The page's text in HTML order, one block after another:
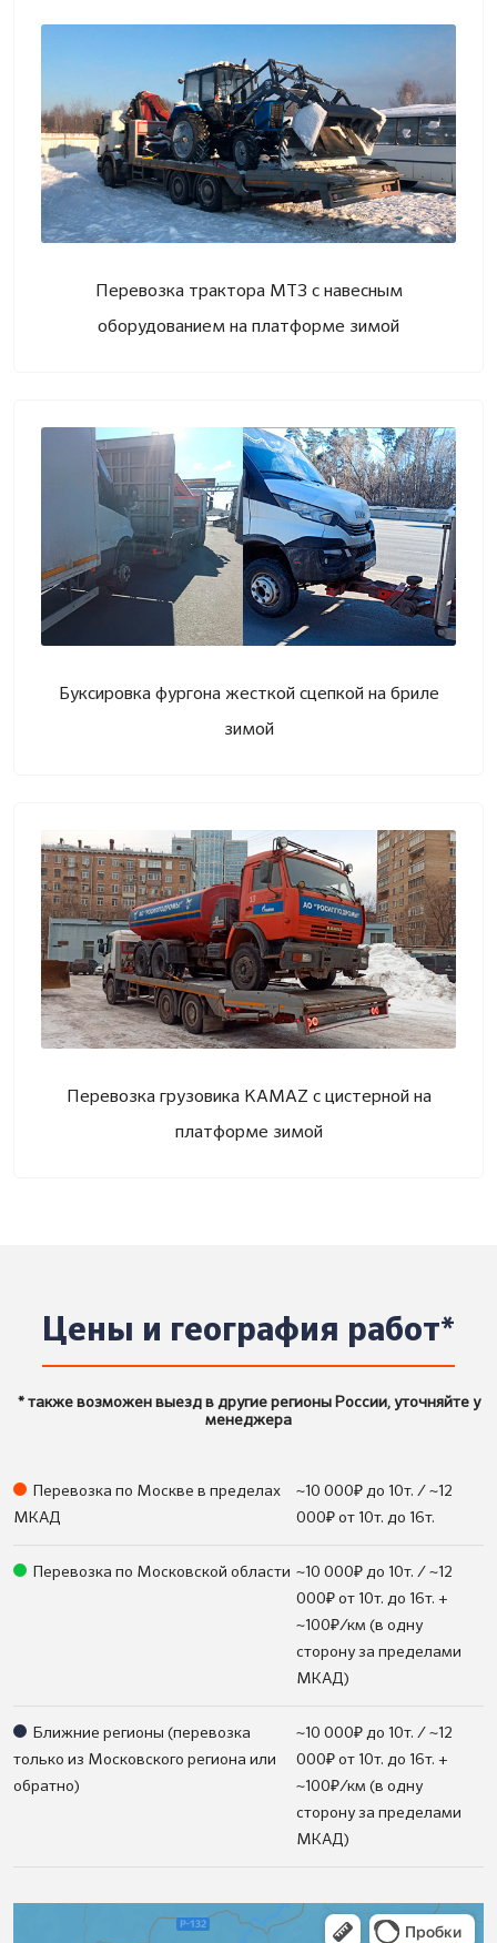
Перевозка трактора МТЗ с навесным
оборудованием на платформе зимой
Буксировка фургона жесткой сцепкой на бриле
зимой
Перевозка грузовика KAMAZ с цистерной на
платформе зимой
Цены и география работ*
* также возможен выезд в другие регионы России, уточняйте у
менеджера
Перевозка по Москве в пределах
МКАД
~10 000₽ до 10т. / ~12
000₽ от 10т. до 16т.
Перевозка по Московской области ~10 000₽ до 10т. / ~12
000₽ от 10т. до 16т. +
~100₽/км (в одну
сторону за пределами
МКАД)
Ближние регионы (перевозка
только из Московского региона или
обратно)
~10 000₽ до 10т. / ~12
000₽ от 10т. до 16т. +
~100₽/км (в одну
сторону за пределами
МКАД)